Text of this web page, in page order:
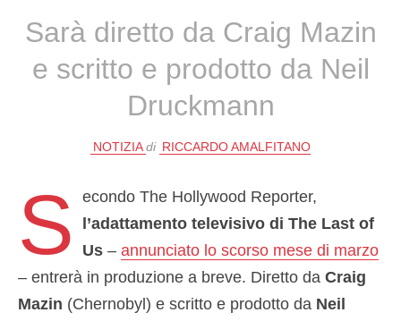
Sarà diretto da Craig Mazin
e scritto e prodotto da Neil
Druckmann
NOTIZIA di RICCARDO AMALFITANO
S
econdo The Hollywood Reporter,
l’adattamento televisivo di The Last of
Us –annunciato lo scorso mese di marzo
– entrerà in produzione a breve. Diretto da Craig
Mazin (Chernobyl) e scritto e prodotto da Neil